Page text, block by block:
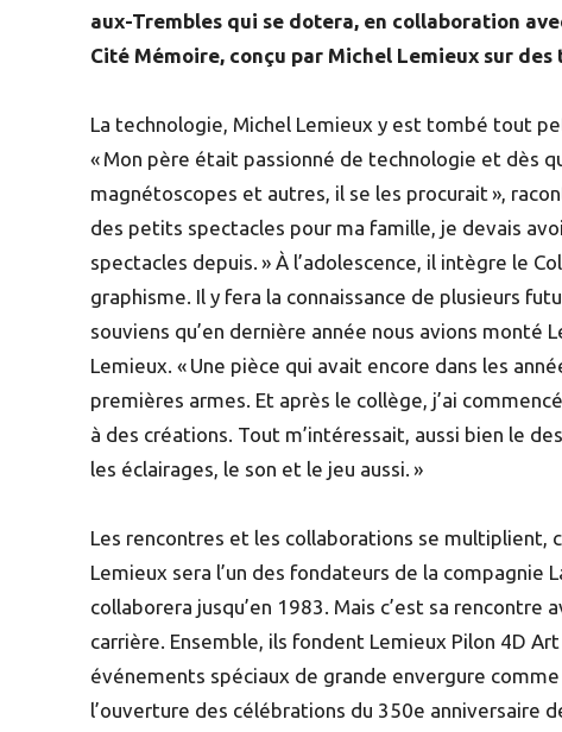
aux-Trembles qui se dotera, en collaboration
Cité Mémoire, conçu par Michel Lemieux sur
La technologie, Michel Lemieux y est tombé tout
« Mon père était passionné de technologie et dès
magnétoscopes et autres, il se les procurait »,
des petits spectacles pour ma famille, je devais
spectacles depuis. » À l’adolescence, il intègre le
graphisme. Il y fera la connaissance de plusieurs
souviens qu’en dernière année nous avions monté
Lemieux. « Une pièce qui avait encore dans les
premières armes. Et après le collège, j’ai
à des créations. Tout m’intéressait, aussi bien le
les éclairages, le son et le jeu aussi. »
Les rencontres et les collaborations se multiplient,
Lemieux sera l’un des fondateurs de la compagnie
collaborera jusqu’en 1983. Mais c’est sa rencontre
carrière. Ensemble, ils fondent Lemieux Pilon 4D
événements spéciaux de grande envergure
l’ouverture des célébrations du 350e anniversaire